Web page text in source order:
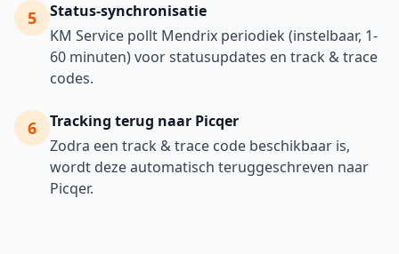
5
Status-synchronisatie
KM Service pollt Mendrix periodiek (instelbaar, 1-
60 minuten) voor statusupdates en track & trace
codes.
6
Tracking terug naar Picqer
Zodra een track & trace code beschikbaar is,
wordt deze automatisch teruggeschreven naar
Picqer.